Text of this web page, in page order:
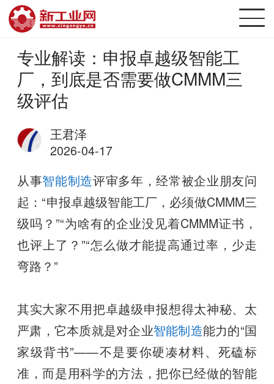
专业解读：申报卓越级智能工
厂，到底是否需要做CMMM三
级评估
王君泽
2026-04-17
从事智能制造评审多年，经常被企业朋友问
起：“申报卓越级智能工厂，必须做CMMM三
级吗？”“为啥有的企业没见着CMMM证书，
也评上了？”“怎么做才能提高通过率，少走
弯路？”
其实大家不用把卓越级申报想得太神秘、太
严肃，它本质就是对企业智能制造能力的“国
家级背书”——不是要你硬凑材料、死磕标
准，而是用科学的方法，把你已经做的智能